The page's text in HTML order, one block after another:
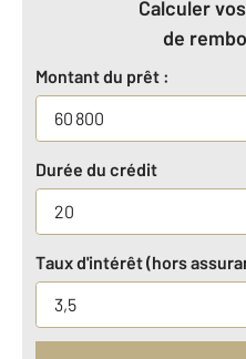
Calculer
de
Montant du prêt :
Durée du crédit
Taux d'intérêt (hors